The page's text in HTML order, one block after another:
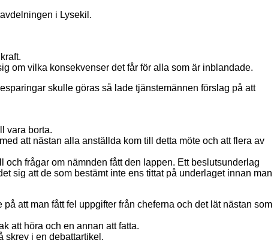
i Lysekil .
om vilka konsekvenser det får för alla som är inblandade.
skulle göras så lade tjänstemännen förslag på att
vara borta.
att nästan alla anställda kom till detta möte och att flera av
frågar om nämnden fått den lappen. Ett beslutsunderlag
sig att de som bestämt inte ens tittat på underlaget innan man
att man fått fel uppgifter från cheferna och det lät nästan som
att höra och en annan att fatta.
skrev i en debattartikel.